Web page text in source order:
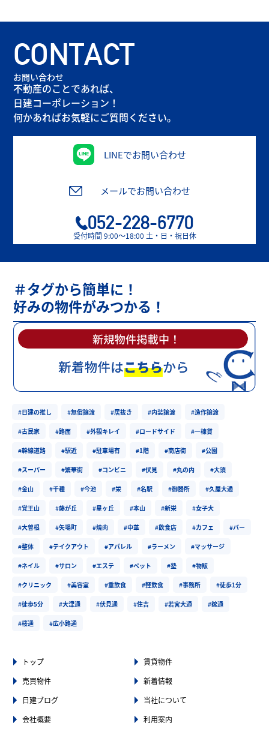
CONTACT
お問い合わせ
不動産のことであれば、
日建コーポレーション！
何かあればお気軽にご質問ください。
LINEでお問い合わせ
メールでお問い合わせ
052-228-6770
受付時間 9:00〜18:00 土・日・祝日休
＃タグから簡単に！
好みの物件がみつかる！
#日建の推し #無償譲渡 #居抜き #内装譲渡 #造作譲渡
#古民家 #路面 #外観キレイ #ロードサイド #一棟貸
#幹線道路 #駅近 #駐車場有 #1階 #商店街 #公園
#スーパー #繁華街 #コンビニ #伏見 #丸の内 #大須
#金山 #千種 #今池 #栄 #名駅 #御器所 #久屋大通
#覚王山 #藤が丘 #星ヶ丘 #本山 #新栄 #女子大
#大曽根 #矢場町 #焼肉 #中華 #飲食店 #カフェ #バー
#整体 #テイクアウト #アパレル #ラーメン #マッサージ
#ネイル #サロン #エステ #ペット #塾 #物販
#クリニック #美容室 #重飲食 #軽飲食 #事務所 #徒歩1分
#徒歩5分 #大津通 #伏見通 #住吉 #若宮大通 #錦通
#桜通 #広小路通
トップ
賃貸物件
売買物件
新着情報
日建ブログ
当社について
会社概要
利用案内